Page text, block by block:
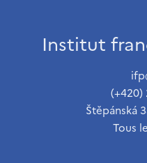
Institut
(+420)
Štěpánská
Tous